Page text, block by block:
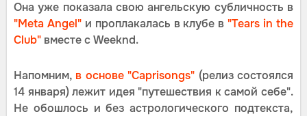
Она уже показала свою ангельскую субличность в
"Meta Angel"и проплакалась в клубе в"Tears in the
Club" вместе с Weeknd.
Напомним, в основе "Caprisongs" (релиз состоялся
14 января) лежит идея "путешествия к самой себе".
Не обошлось и без астрологического подтекста,